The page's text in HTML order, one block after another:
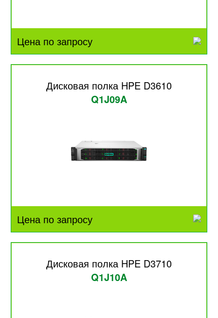
Цена по запросу
Дисковая полка HPE D3610
Q1J09A
Цена по запросу
Дисковая полка HPE D3710
Q1J10A